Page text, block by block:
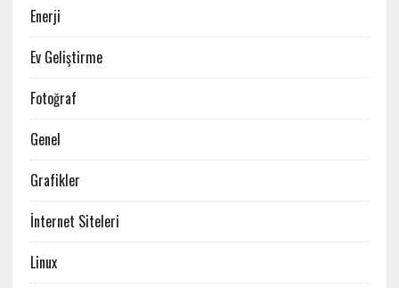
Enerji
Ev Geliştirme
Fotoğraf
Genel
Grafikler
İnternet Siteleri
Linux